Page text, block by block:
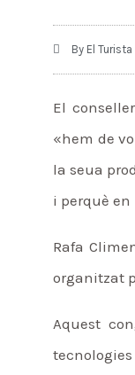
By El
El
«hem de
la seua
i perquè en
Rafa
organitzat
Aquest